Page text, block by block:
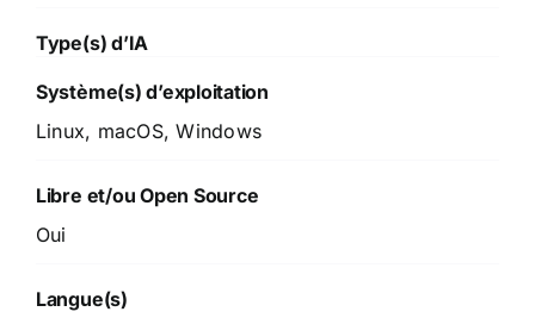
Type(s) d’IA
Système(s) d’exploitation
Linux, macOS, Windows
Libre et/ou Open Source
Oui
Langue(s)